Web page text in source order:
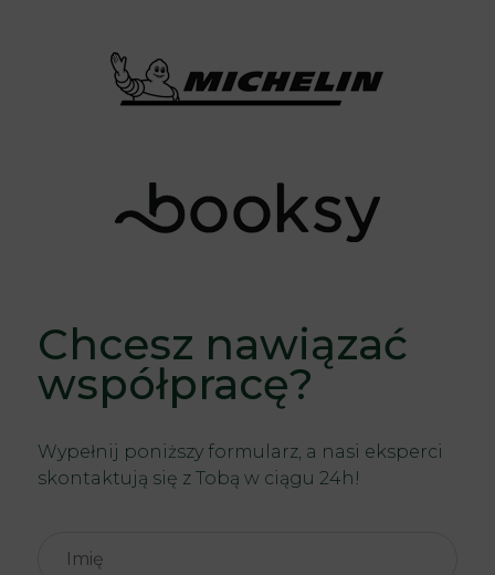
Chcesz nawiązać
współpracę?
Wypełnij poniższy formularz, a nasi eksperci
skontaktują się z Tobą w ciągu 24h!